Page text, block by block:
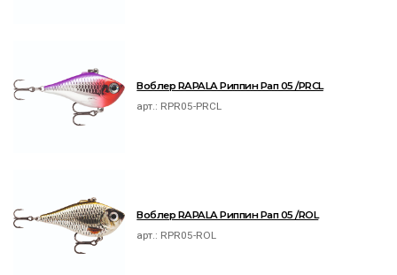
Воблер RAPALA Риппин Рап 05 /PRCL
арт.: RPR05-PRCL
Воблер RAPALA Риппин Рап 05 /ROL
арт.: RPR05-ROL